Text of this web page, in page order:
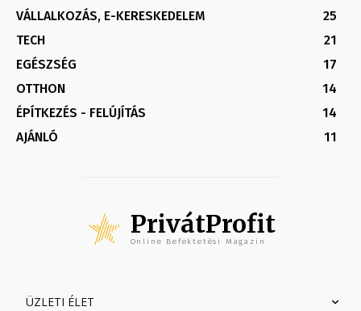
VÁLLALKOZÁS, E-KERESKEDELEM
25
TECH
21
EGÉSZSÉG
17
OTTHON
14
ÉPÍTKEZÉS - FELÚJÍTÁS
14
AJÁNLÓ
11
PrivátProfit
Online Befektetési Magazin
ÜZLETI ÉLET